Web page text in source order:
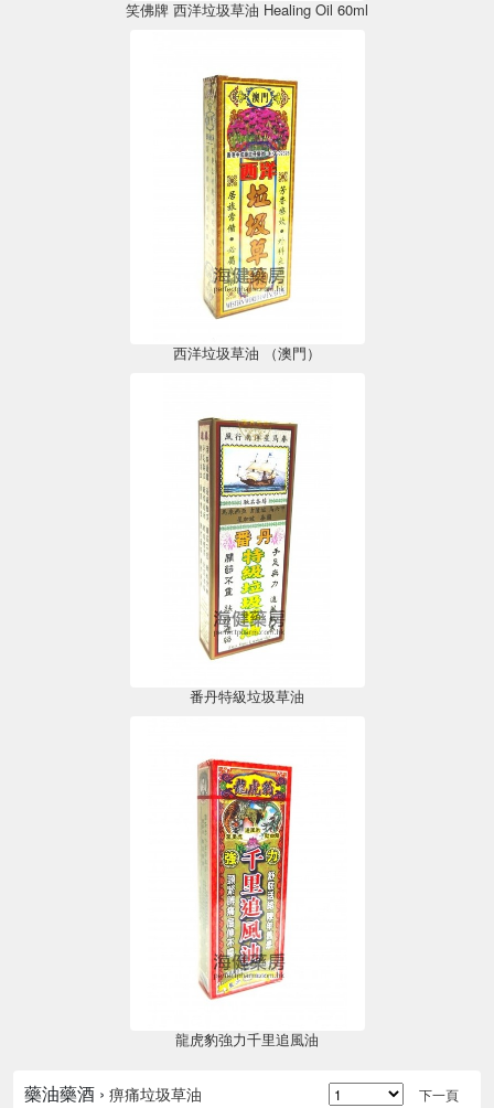
笑佛牌 西洋垃圾草油 Healing Oil 60ml
西洋垃圾草油 （澳門）
番丹特級垃圾草油
龍虎豹強力千里追風油
藥油藥酒 › 痹痛垃圾草油 下一頁